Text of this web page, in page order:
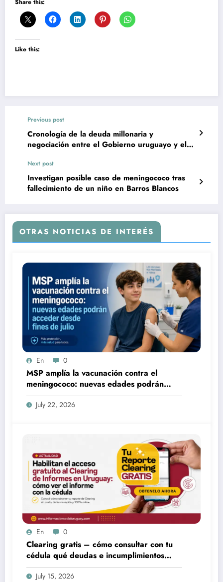
Share this:
Like this:
Previous post
Cronología de la deuda millonaria y
negociación entre el Gobierno uruguayo y el
Next post
Investigan posible caso de meningococo tras
fallecimiento de un niño en Barros Blancos
OTRAS NOTICIAS DE INTERÉS
En 0
MSP amplía la vacunación contra el
meningococo: nuevas edades podrán
acceder desde fines de julio
July 22, 2026
En 0
Clearing gratis – cómo consultar con tu
cédula qué deudas e incumplimientos
tenés
July 15, 2026